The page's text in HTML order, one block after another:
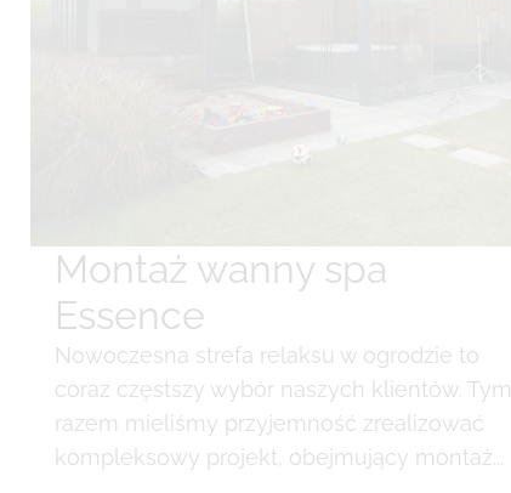
Montaż wanny spa
Essence
Nowoczesna strefa relaksu w ogrodzie to
coraz częstszy wybór naszych klientów. Tym
razem mieliśmy przyjemność zrealizować
kompleksowy projekt, obejmujący montaż...